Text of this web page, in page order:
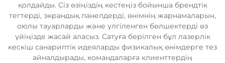
қолдайды. Сіз өзіңіздің кестеңіз бойынша брендтік
тегтерді, экрандық панелдерді, өнімнің жарнамаларын,
оюлы тауарларды және үлгіленген бөлшектерді өз
үйіңізде жасай аласыз. Сатуға берілген бұл лазерлік
кескіш санариптік идеяларды физикалық өнімдерге тез
айналдырады, командаларға клиенттердің